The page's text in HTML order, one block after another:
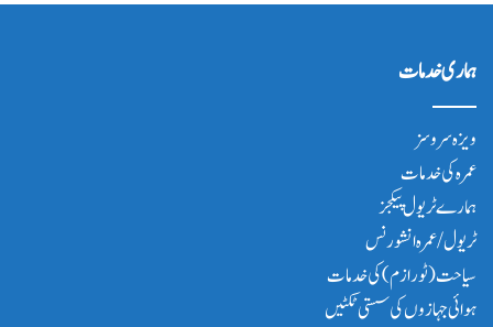
ہماری خدمات
ویزہ سروسز
عمرہ کی خدمات
ہمارے ٹریول پیکجز
ٹریول/عمرہ انشورنس
سیاحت(ٹورازم) کی خدمات
ہوائی جہازوں کی سستی ٹکٹیں